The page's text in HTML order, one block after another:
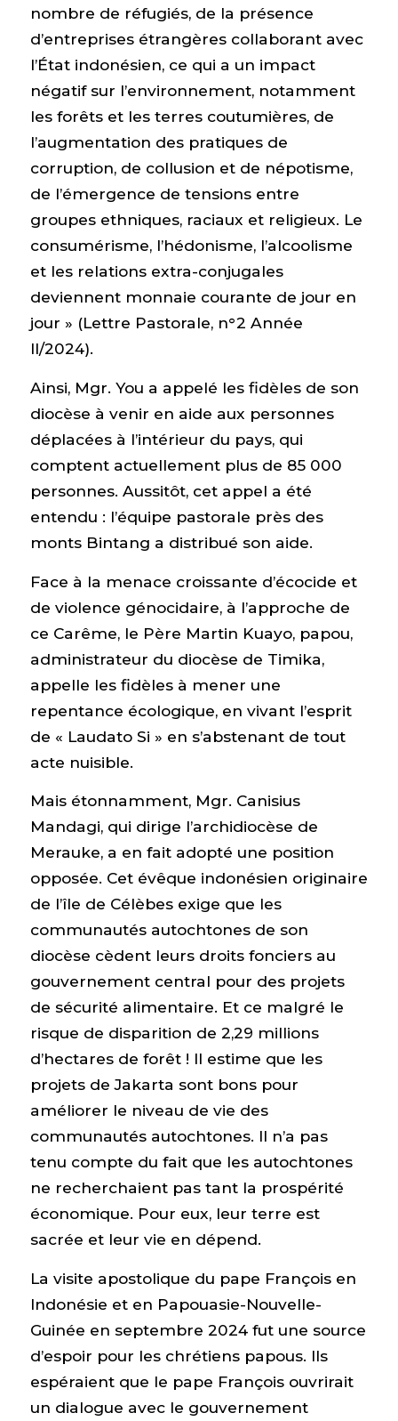
nombre de réfugiés, de la présence
d’entreprises étrangères collaborant avec
l’État indonésien, ce qui a un impact
négatif sur l’environnement, notamment
les forêts et les terres coutumières, de
l’augmentation des pratiques de
corruption, de collusion et de népotisme,
de l’émergence de tensions entre
groupes ethniques, raciaux et religieux. Le
consumérisme, l’hédonisme, l’alcoolisme
et les relations extra-conjugales
deviennent monnaie courante de jour en
jour » (Lettre Pastorale, n°2 Année
II/2024).
Ainsi, Mgr. You a appelé les fidèles de son
diocèse à venir en aide aux personnes
déplacées à l’intérieur du pays, qui
comptent actuellement plus de 85 000
personnes. Aussitôt, cet appel a été
entendu : l’équipe pastorale près des
monts Bintang a distribué son aide.
Face à la menace croissante d’écocide et
de violence génocidaire, à l’approche de
ce Carême, le Père Martin Kuayo, papou,
administrateur du diocèse de Timika,
appelle les fidèles à mener une
repentance écologique, en vivant l’esprit
de « Laudato Si » en s’abstenant de tout
acte nuisible.
Mais étonnamment, Mgr. Canisius
Mandagi, qui dirige l’archidiocèse de
Merauke, a en fait adopté une position
opposée. Cet évêque indonésien originaire
de l’île de Célèbes exige que les
communautés autochtones de son
diocèse cèdent leurs droits fonciers au
gouvernement central pour des projets
de sécurité alimentaire. Et ce malgré le
risque de disparition de 2,29 millions
d’hectares de forêt ! Il estime que les
projets de Jakarta sont bons pour
améliorer le niveau de vie des
communautés autochtones. Il n’a pas
tenu compte du fait que les autochtones
ne recherchaient pas tant la prospérité
économique. Pour eux, leur terre est
sacrée et leur vie en dépend.
La visite apostolique du pape François en
Indonésie et en Papouasie-Nouvelle-
Guinée en septembre 2024 fut une source
d’espoir pour les chrétiens papous. Ils
espéraient que le pape François ouvrirait
un dialogue avec le gouvernement